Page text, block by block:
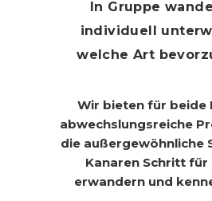
In Gruppe
individuell
welche Art
Wir bieten für beide
abwechslungsreiche
die außergewöhnliche
Kanaren Schritt für
erwandern und